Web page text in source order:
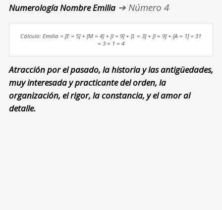
Numerología Nombre Emilia➔ Número 4
Cálculo: Emilia = [E = 5] + [M = 4] + [I = 9] + [L = 3] + [I = 9] + [A = 1] = 31
= 3 + 1 = 4
Atracción por el pasado, la historia y las antigüedades,
muy interesada y practicante del orden, la
organización, el rigor, la constancia, y el amor al
detalle.